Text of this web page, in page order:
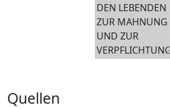
DEN LEBENDEN
ZUR MAHNUNG
UND ZUR
VERPFLICHTUNG
Quellen